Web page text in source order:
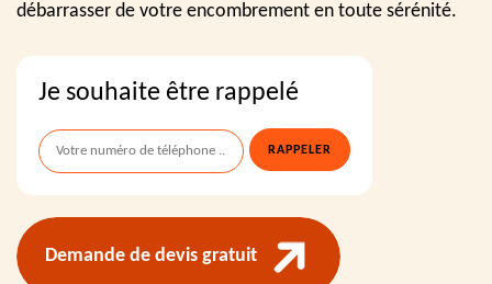
débarrasser de votre encombrement en toute sérénité.
Je souhaite être rappelé
Demande de devis gratuit